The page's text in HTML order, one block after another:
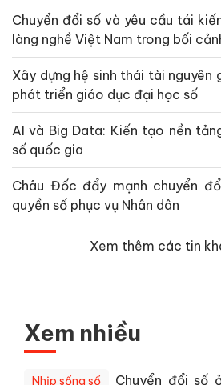
Chuyển đổi số và yêu cầu tái
làng nghề Việt Nam trong bối
Xây dựng hệ sinh thái tài nguyên
phát triển giáo dục đại học số
AI và Big Data: Kiến tạo nền
số quốc gia
Châu Đốc đẩy mạnh chuyển
quyền số phục vụ Nhân dân
Xem thêm các tin
Xem nhiều
Nhịp sống số
Chuyển đổi số